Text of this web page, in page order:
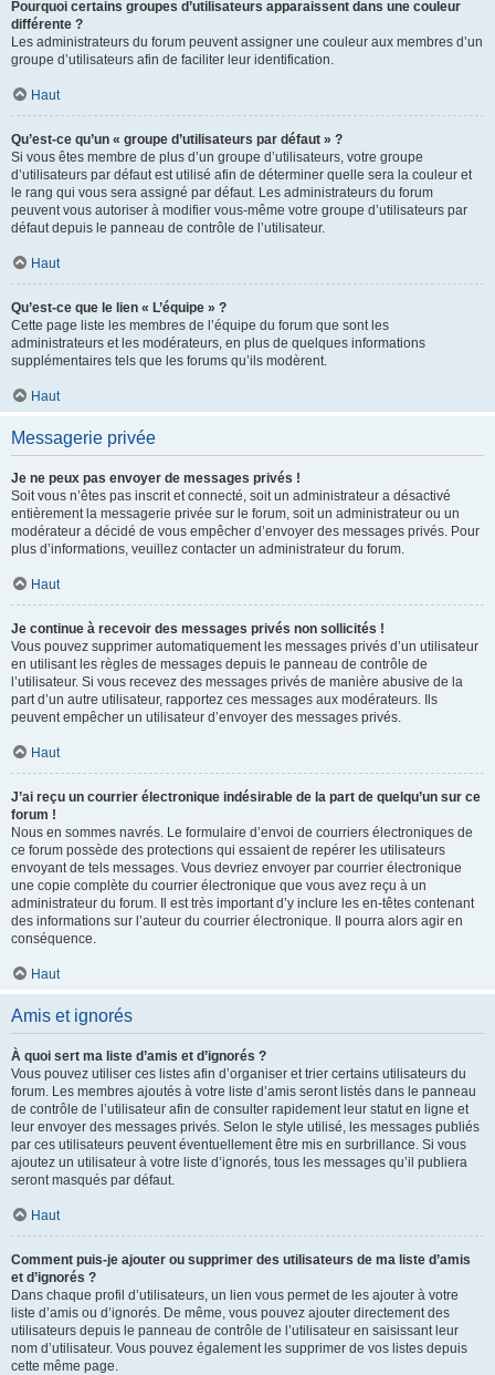
Pourquoi certains groupes d’utilisateurs apparaissent dans une couleur
différente ?
Les administrateurs du forum peuvent assigner une couleur aux membres d’un
groupe d’utilisateurs afin de faciliter leur identification.
Haut
Qu’est-ce qu’un « groupe d’utilisateurs par défaut » ?
Si vous êtes membre de plus d’un groupe d’utilisateurs, votre groupe
d’utilisateurs par défaut est utilisé afin de déterminer quelle sera la couleur et
le rang qui vous sera assigné par défaut. Les administrateurs du forum
peuvent vous autoriser à modifier vous-même votre groupe d’utilisateurs par
défaut depuis le panneau de contrôle de l’utilisateur.
Haut
Qu’est-ce que le lien « L’équipe » ?
Cette page liste les membres de l’équipe du forum que sont les
administrateurs et les modérateurs, en plus de quelques informations
supplémentaires tels que les forums qu’ils modèrent.
Haut
Messagerie privée
Je ne peux pas envoyer de messages privés !
Soit vous n’êtes pas inscrit et connecté, soit un administrateur a désactivé
entièrement la messagerie privée sur le forum, soit un administrateur ou un
modérateur a décidé de vous empêcher d’envoyer des messages privés. Pour
plus d’informations, veuillez contacter un administrateur du forum.
Haut
Je continue à recevoir des messages privés non sollicités !
Vous pouvez supprimer automatiquement les messages privés d’un utilisateur
en utilisant les règles de messages depuis le panneau de contrôle de
l’utilisateur. Si vous recevez des messages privés de manière abusive de la
part d’un autre utilisateur, rapportez ces messages aux modérateurs. Ils
peuvent empêcher un utilisateur d’envoyer des messages privés.
Haut
J’ai reçu un courrier électronique indésirable de la part de quelqu’un sur ce
forum !
Nous en sommes navrés. Le formulaire d’envoi de courriers électroniques de
ce forum possède des protections qui essaient de repérer les utilisateurs
envoyant de tels messages. Vous devriez envoyer par courrier électronique
une copie complète du courrier électronique que vous avez reçu à un
administrateur du forum. Il est très important d’y inclure les en-têtes contenant
des informations sur l’auteur du courrier électronique. Il pourra alors agir en
conséquence.
Haut
Amis et ignorés
À quoi sert ma liste d’amis et d’ignorés ?
Vous pouvez utiliser ces listes afin d’organiser et trier certains utilisateurs du
forum. Les membres ajoutés à votre liste d’amis seront listés dans le panneau
de contrôle de l’utilisateur afin de consulter rapidement leur statut en ligne et
leur envoyer des messages privés. Selon le style utilisé, les messages publiés
par ces utilisateurs peuvent éventuellement être mis en surbrillance. Si vous
ajoutez un utilisateur à votre liste d’ignorés, tous les messages qu’il publiera
seront masqués par défaut.
Haut
Comment puis-je ajouter ou supprimer des utilisateurs de ma liste d’amis
et d’ignorés ?
Dans chaque profil d’utilisateurs, un lien vous permet de les ajouter à votre
liste d’amis ou d’ignorés. De même, vous pouvez ajouter directement des
utilisateurs depuis le panneau de contrôle de l’utilisateur en saisissant leur
nom d’utilisateur. Vous pouvez également les supprimer de vos listes depuis
cette même page.